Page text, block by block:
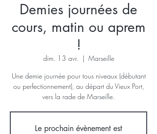
Demies journées de
cours, matin ou aprem
!
dim. 13 avr.
  |
Marseille
Une demie journée pour tous niveaux (débutant
ou perfectionnement), au départ du Vieux Port,
vers la rade de Marseille.
Le prochain évènement est